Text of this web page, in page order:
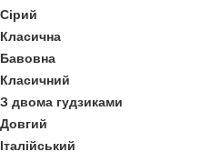
Сірий
Класична
Бавовна
Класичний
З двома гудзиками
Довгий
Італійський